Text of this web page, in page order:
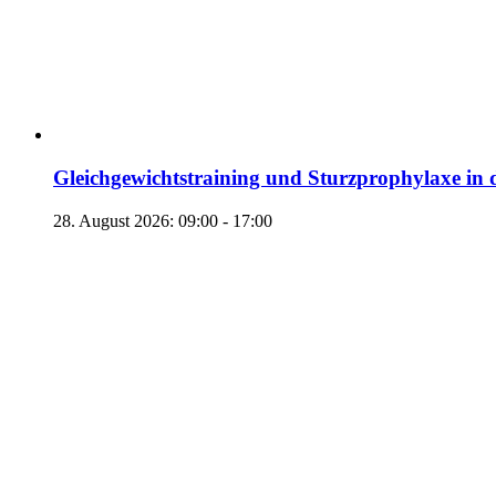
Gleichgewichtstraining und Sturzprophylaxe in
28. August 2026: 09:00 - 17:00